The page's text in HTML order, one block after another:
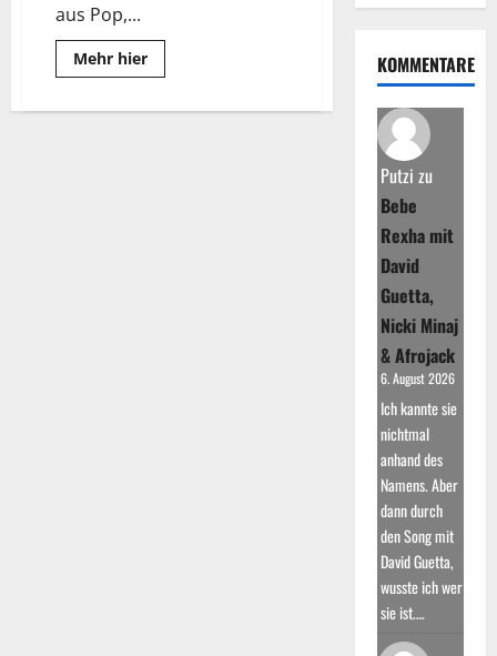
aus Pop,...
Mehr hierRead
more
Guetta:
KOMMENTARE
Putzi zu
Bebe
Rexha mit
David
Guetta,
Nicki Minaj
& Afrojack
6. August 2026
Ich kannte sie
nichtmal
anhand des
Namens. Aber
dann durch
den Song mit
David Guetta,
wusste ich wer
sie ist.…